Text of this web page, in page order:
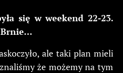
się w weekend 22-23.
Brnie…
ale taki plan mieli
że możemy na tym